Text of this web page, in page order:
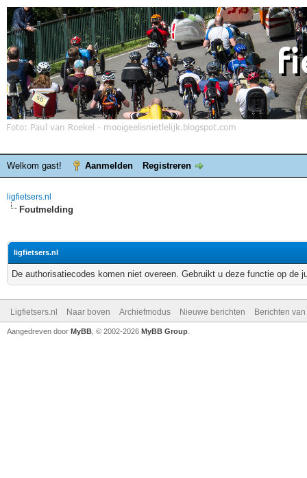
Welkom gast! Aanmelden Registreren
ligfietsers.nl
Foutmelding
ligfietsers.nl
De authorisatiecodes komen niet overeen. Gebruikt u deze functie op de
Ligfietsers.nl Naar boven Archiefmodus Nieuwe berichten Berichten
Aangedreven door MyBB , © 2002-2026 MyBB Group